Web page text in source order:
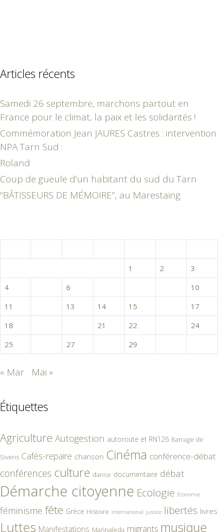
Articles récents
Samedi 26 septembre, marchons partout en
France pour le climat, la paix et les solidarités !
Commémoration Jean JAURES Castres : intervention
NPA Tarn Sud :
Roland
Coup de gueule d’un habitant du sud du Tarn
“BÂTISSEURS DE MÉMOIRE”, au Marestaing
1
2
3
4
6
10
11
13 14 15
17
18
21 22
24
25
27 29
« Mar Mai »
Étiquettes
Agriculture Autogestion autoroute et RN126 Barrage de
Sivens Cafés-repaire chanson Cinéma conférence-débat
conférences culture danse documentaire débat
Démarche citoyenne Ecologie Economie
féminisme fête Grèce Histoire International justice libertés livres
Luttes Manifestations Marinaleda migrants musique